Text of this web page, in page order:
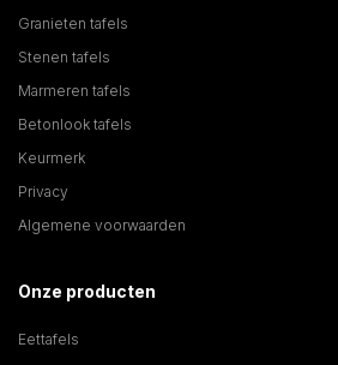
Granieten tafels
Stenen tafels
Marmeren tafels
Betonlook tafels
Keurmerk
Privacy
Algemene voorwaarden
Onze producten
Eettafels